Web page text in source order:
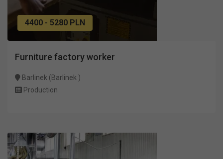
4400 - 5280 PLN
Furniture factory worker
Barlinek (Barlinek )
Production